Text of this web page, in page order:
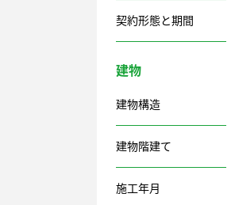
契約形態と期間
建物
建物構造
建物階建て
施工年月